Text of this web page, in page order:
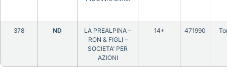
378 ND
LA PREALPINA –
RON & FIGLI –
SOCIETA’ PER
AZIONI
14* 471990